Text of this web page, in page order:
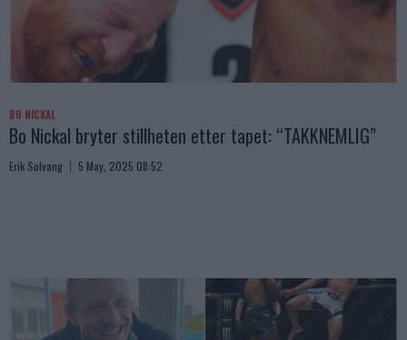
BO NICKAL
Bo Nickal bryter stillheten etter tapet: “TAKKNEMLIG”
Erik Solvang 5 May, 2025 08:52